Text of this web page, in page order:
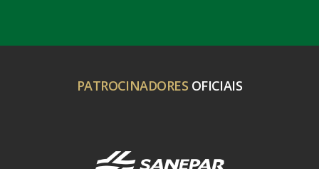
PATROCINADORES OFICIAIS